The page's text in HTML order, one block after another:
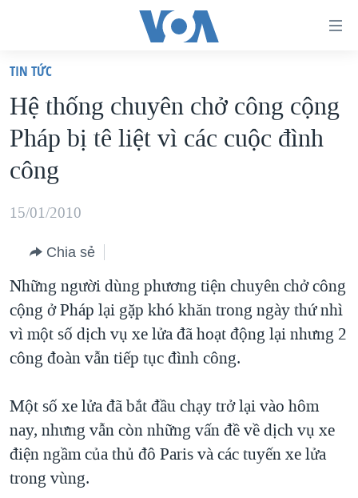
truy
cập
Tới
nội
chính
hướng
chính
Đi
tới
VIỆT NAM
HOA KỲ
BIỂN ĐÔNG
THẾ GIỚI
DIỄN ĐÀN
MỤC
TỰ DO BÁO CHÍ
VẠCH TRẦN TIN GIẢ
ĐỜI SỐNG
KINH TẾ
KHOA HỌC
SỨC KHOẺ
CHUYÊN ĐỀ
CHIẾN TRANH THƯƠNG MẠI CỦA MỸ: QUÁ KHỨ VÀ HIỆN
TẠI
MỘT NĂM CHIẾN TRANH TẠI DẢI GAZA
GIẢI MÃ VÀNH ĐAI & CON ĐƯỜNG
NGÀY TỊ NẠN THẾ GIỚI
HỌC TIẾNG ANH
NGHE
MẠNG XÃ HỘI
TIN TỨC
Hệ thống chuyên chở công cộng
Pháp bị tê liệt vì các cuộc đình
công
15/01/2010
Chia sẻ
Những người dùng phương tiện chuyên chở công
cộng ở Pháp lại gặp khó khăn trong ngày thứ nhì
vì một số dịch vụ xe lửa đã hoạt động lại nhưng 2
công đoàn vẫn tiếp tục đình công.
Một số xe lửa đã bắt đầu chạy trở lại vào hôm
nay, nhưng vẫn còn những vấn đề về dịch vụ xe
điện ngầm của thủ đô Paris và các tuyến xe lửa
trong vùng.